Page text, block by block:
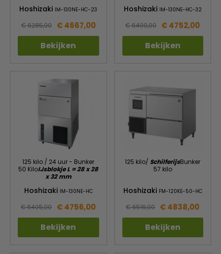
Hoshizaki IM-130NE-HC-23
€ 6285,00 € 4667,00
Bekijken
Hoshizaki IM-130NE-HC-32
€ 6400,00 € 4752,00
Bekijken
125 kilo / 24 uur - Bunker
50 KiloIJsblokje L = 28 x 28
x 32 mm
Hoshizaki IM-130NE-HC
€ 6405,00 € 4756,00
Bekijken
125 kilo/ SchilferijsBunker
57 kilo
Hoshizaki FM-120KE-50-HC
€ 6516,00 € 4838,00
Bekijken